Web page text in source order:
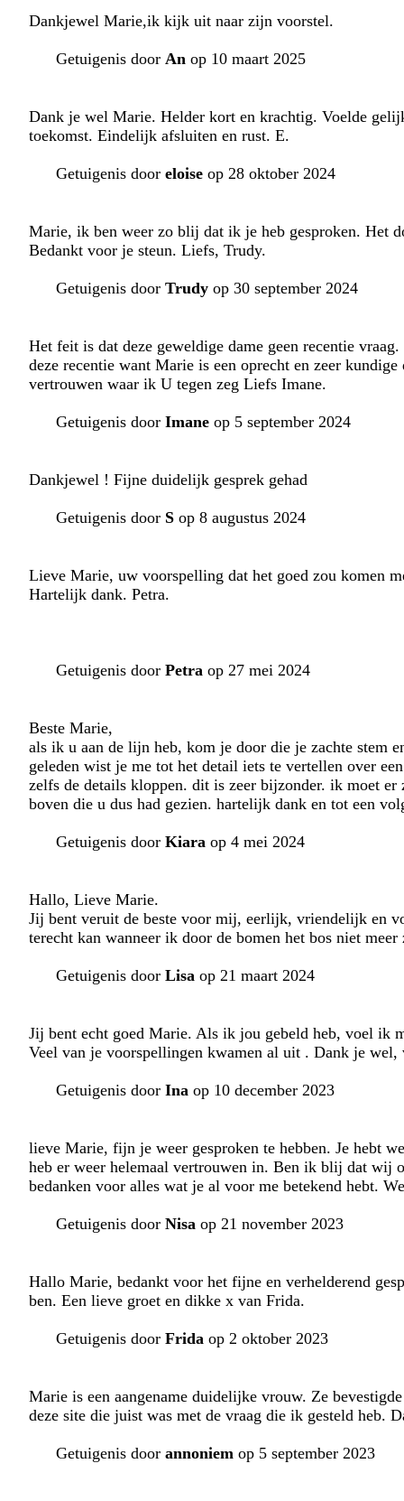
Dankjewel Marie,ik kijk uit naar zijn voorstel.
Getuigenis door An op 10 maart 2025
Dank je wel Marie. Helder kort en krachtig. Voelde
toekomst. Eindelijk afsluiten en rust. E.
Getuigenis door eloise op 28 oktober 2024
Marie, ik ben weer zo blij dat ik je heb gesproken. Het
Bedankt voor je steun. Liefs, Trudy.
Getuigenis door Trudy op 30 september 2024
Het feit is dat deze geweldige dame geen recentie
deze recentie want Marie is een oprecht en zeer
vertrouwen waar ik U tegen zeg Liefs Imane.
Getuigenis door Imane op 5 september 2024
Dankjewel ! Fijne duidelijk gesprek gehad
Getuigenis door S op 8 augustus 2024
Lieve Marie, uw voorspelling dat het goed zou komen
Hartelijk dank. Petra.
Getuigenis door Petra op 27 mei 2024
Beste Marie,
als ik u aan de lijn heb, kom je door die je zachte stem
geleden wist je me tot het detail iets te vertellen over
zelfs de details kloppen. dit is zeer bijzonder. ik moet er
boven die u dus had gezien. hartelijk dank en tot een
Getuigenis door Kiara op 4 mei 2024
Hallo, Lieve Marie.
Jij bent veruit de beste voor mij, eerlijk, vriendelijk en
terecht kan wanneer ik door de bomen het bos niet
Getuigenis door Lisa op 21 maart 2024
Jij bent echt goed Marie. Als ik jou gebeld heb, voel ik
Veel van je voorspellingen kwamen al uit . Dank je wel,
Getuigenis door Ina op 10 december 2023
lieve Marie, fijn je weer gesproken te hebben. Je hebt
heb er weer helemaal vertrouwen in. Ben ik blij dat wij
bedanken voor alles wat je al voor me betekend hebt.
Getuigenis door Nisa op 21 november 2023
Hallo Marie, bedankt voor het fijne en verhelderend
ben. Een lieve groet en dikke x van Frida.
Getuigenis door Frida op 2 oktober 2023
Marie is een aangename duidelijke vrouw. Ze
deze site die juist was met de vraag die ik gesteld heb.
Getuigenis door annoniem op 5 september 2023